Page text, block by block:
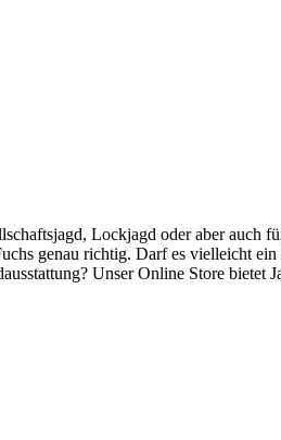
Lockjagd oder aber auch
genau richtig. Darf es vielleicht
Unser Online Store